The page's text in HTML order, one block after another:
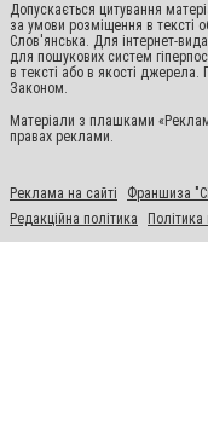
Допускається цитування
за умови розміщення в тексті
Слов'янська. Для інтернет-
для пошукових систем
в тексті або в якості
Законом.
Матеріали з плашками
правах реклами.
Реклама на сайті Франшиза
Редакційна політика
Політика